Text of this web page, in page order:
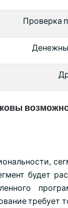
Проверка
будет
требует